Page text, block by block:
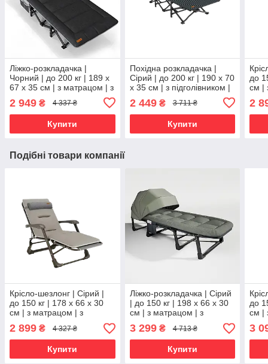
Ліжко-розкладачка |
Чорний | до 200 кг | 189 х
67 х 35 см | з матрацом | з
підголівником | WCG CC-
S10 | для дому, дачі та
кемпінгу
2 949 ₴ 4 337 ₴
Купити
Похідна розкладачка |
Сірий | до 200 кг | 190 х 70
х 35 см | з підголівником |
з чохлом | WCG CC-S01 |
для дому, дачі та кемпінгу
2 449₴ 3 711 ₴
Купити
до
см |
та
2
Подібні товари компанії
Крісло-шезлонг | Сірий |
до 150 кг | 178 х 66 х 30
см | з матрацом | з
підголівником | WCG FCB-
S03PС | для дому, дачі та
кемпінгу
2 899 ₴ 4 327 ₴
Купити
Ліжко-розкладачка | Сірий
| до 150 кг | 198 х 66 х 30
см | з матрацом | з
підголівником | WCG FB-
S25 | для дому, дачі та
кемпінгу
3 299₴ 4 713 ₴
Купити
до
см |
3